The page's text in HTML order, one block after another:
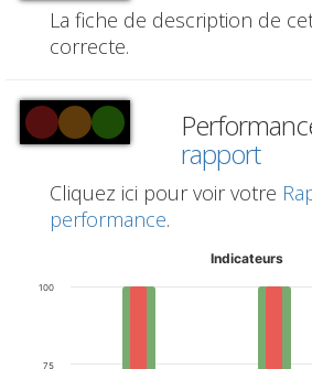
La fiche de description de
correcte.
rapport
Cliquez ici pour voir votre
performance.
Indicateurs
75
100